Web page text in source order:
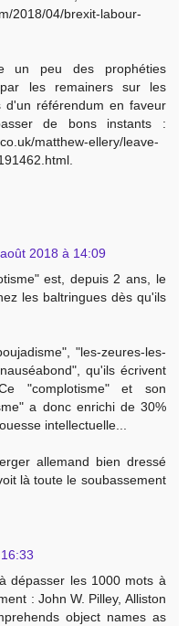
2018/04/brexit-labour-
un peu des prophéties
par les remainers sur les
d'un référendum en faveur
de bons instants :
matthew-ellery/leave-
2018 à 14:09
est, depuis 2 ans, le
les baltringues dès qu'ils
"les-zeures-les-
qu'ils écrivent
"complotisme" et son
a donc enrichi de 30%
intellectuelle...
allemand bien dressé
là toute le soubassement
dépasser les 1000 mots à
: John W. Pilley, Alliston
object names as